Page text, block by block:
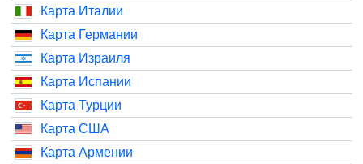
Карта Италии
Карта Германии
Карта Израиля
Карта Испании
Карта Турции
Карта США
Карта Армении